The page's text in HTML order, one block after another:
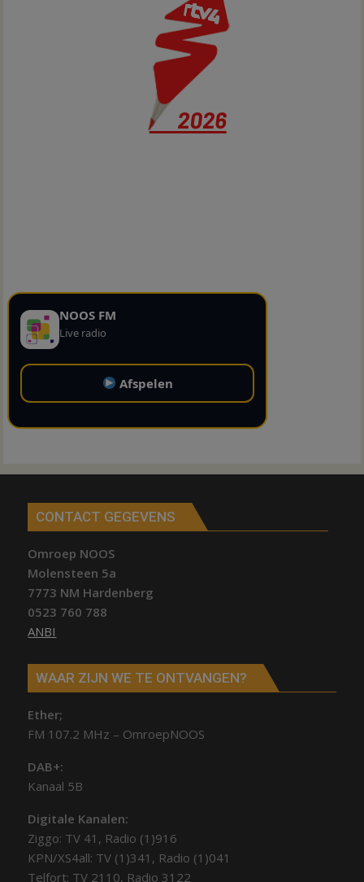
NOOS FM
Live radio
Afspelen
CONTACT GEGEVENS
Omroep NOOS
Molensteen 5a
7773 NM Hardenberg
0523 760 788
ANBI
WAAR ZIJN WE TE ONTVANGEN?
Ether;
FM 107.2 MHz – OmroepNOOS
DAB+:
Kanaal 5B
Digitale Kanalen:
Ziggo: TV 41, Radio (1)916
KPN/XS4all: TV (1)341, Radio (1)041
Telfort: TV 2110, Radio 3122